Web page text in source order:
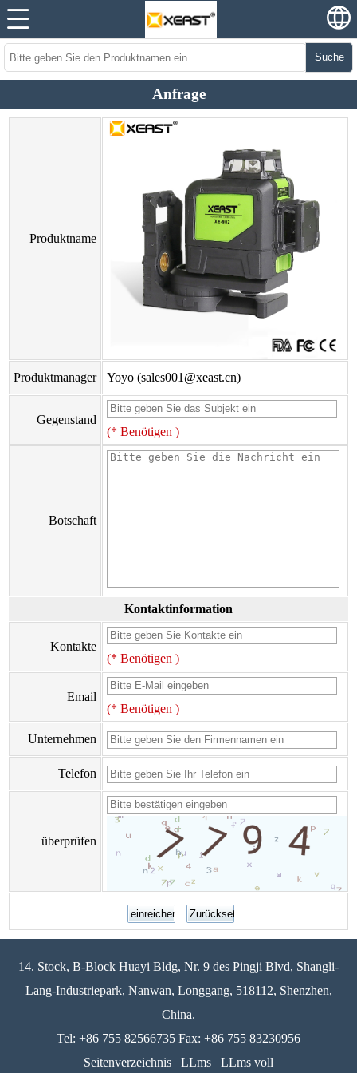
Suche
Anfrage
Produktname
Produktmanager Yoyo (sales001@xeast.cn)
Gegenstand
(* Benötigen )
Botschaft
Kontaktinformation
Kontakte
(* Benötigen )
Email
(* Benötigen )
Unternehmen
Telefon
überprüfen
14. Stock, B-Block Huayi Bldg, Nr. 9 des Pingji Blvd, Shangli-
Lang-Industriepark, Nanwan, Longgang, 518112, Shenzhen,
China.
Tel: +86 755 82566735 Fax: +86 755 83230956
Seitenverzeichnis
LLms LLms voll